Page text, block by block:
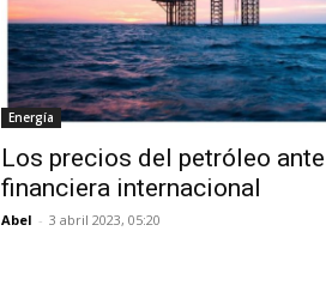
Energía
Los precios del petróleo
financiera internacional
Abel - 3 abril 2023, 05:20